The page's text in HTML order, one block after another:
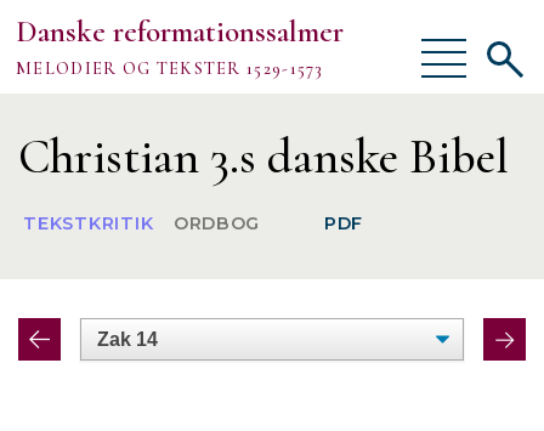
Danske reformationssalmer
MELODIER OG TEKSTER 1529-1573
Vis/skjul
menu
Om
TEKSTER
MELODIER
Vis/
Christian 3.s danske Bibel
TEKSTKRITIK ORDBOG PDF